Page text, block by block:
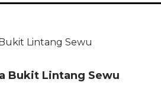
Bukit Lintang Sewu